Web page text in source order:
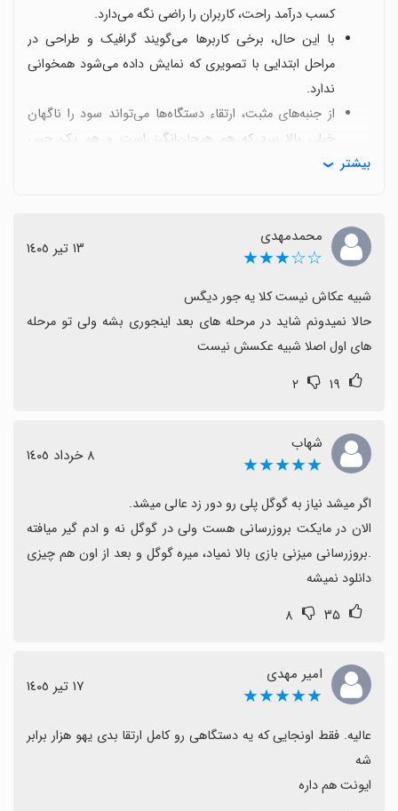
کسب درآمد راحت، کاربران را راضی نگه می‌دارد.
با این حال، برخی کاربرها می‌گویند گرافیک و طراحی در
مراحل ابتدایی با تصویری که نمایش داده می‌شود همخوانی
ندارد.
از جنبه‌های مثبت، ارتقاء دستگاه‌ها می‌تواند سود را ناگهان
خیلی بالا ببرد که هم هیجان‌انگیز است و هم یک حس
شگفتی ایجاد می‌کند.
مواجه می‌شوند و تفاوت بین مایکت و گوگل‌پلی دیده
می‌شود.
بازخوردها همچنین درباره امکان دور زدن گوگل‌پلی یا
دسترسی بهتر به رویدادها مطرح شده که نشان می‌دهد
کاربران به دنبال تجربه روان‌تری هستند.
وجود تفاوت‌های گرافیکی و محدودیت‌های پلتفرمی، تجربه‌ای
بیشتر
محمدمهدی
☆☆★★★ ١٣ تیر ١٤٠٥
های اول اصلا شبیه عکسش نیست
۱۹ ۲
شهاب
★★★★★ ٨ خرداد ١٤٠٥
دانلود نمیشه
۳۵ ۸
امیر مهدی
★★★★★ ١٧ تیر ١٤٠٥
ایونت هم داره